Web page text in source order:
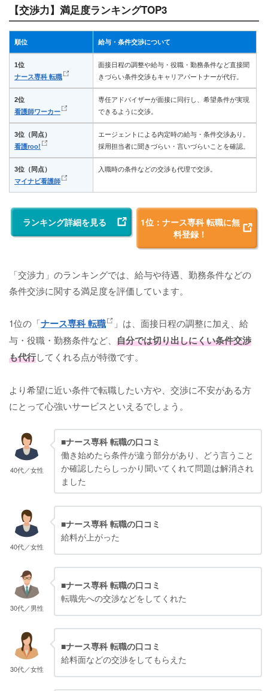
【交渉力】満足度ランキングTOP3
順位 給与・条件交渉について
1位
ナース専科 転職
面接日程の調整や給与・役職・勤務条件など直接聞
きづらい条件交渉もキャリアパートナーが代行。
2位
看護師ワーカー
専任アドバイザーが面接に同行し、希望条件が実現
できるように交渉。
3位（同点）
看護roo!
エージェントによる内定時の給与・条件交渉あり。
採用担当者に聞きづらい・言いづらいことを確認。
3位（同点）
マイナビ看護師
入職時の条件などの交渉も代理で交渉。
ランキング詳細を見る
1位：ナース専科 転職に無
料登録！
「交渉力」のランキングでは、給与や待遇、勤務条件などの
条件交渉に関する満足度を評価しています。
1位の「ナース専科 転職
」は、面接日程の調整に加え、給
与・役職・勤務条件など、 自分では切り出しにくい条件交渉
も代行してくれる点が特徴です。
より希望に近い条件で転職したい方や、交渉に不安がある方
にとって心強いサービスといえるでしょう。
40代／女性
■ナース専科 転職の口コミ
働き始めたら条件が違う部分があり、どう言うこと
か確認したらしっかり聞いてくれて問題は解消され
ました
40代／女性
■ナース専科 転職の口コミ
給料が上がった
30代／男性
■ナース専科 転職の口コミ
転職先への交渉などをしてくれた
30代／女性
■ナース専科 転職の口コミ
給料面などの交渉をしてもらえた